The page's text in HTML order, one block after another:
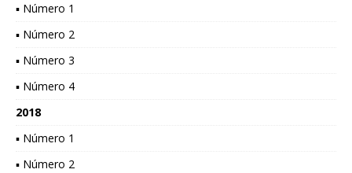
▪ Número 1
▪ Número 2
▪ Número 3
▪ Número 4
2018
▪ Número 1
▪ Número 2